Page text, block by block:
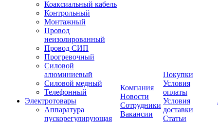
Коаксиальный кабель
Контрольный
Монтажный
Провод
неизолированный
Провод СИП
Прогревочный
Силовой
алюминиевый
Силовой медный
Телефонный
Электротовары
Аппаратура
пускорегулирующая
Компания
Новости
Сотрудники
Вакансии
Покупки
Условия
оплаты
Условия
доставки
Статьи